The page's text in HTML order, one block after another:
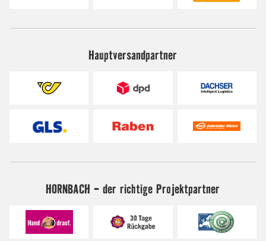
Hauptversandpartner
HORNBACH - der richtige Projektpartner